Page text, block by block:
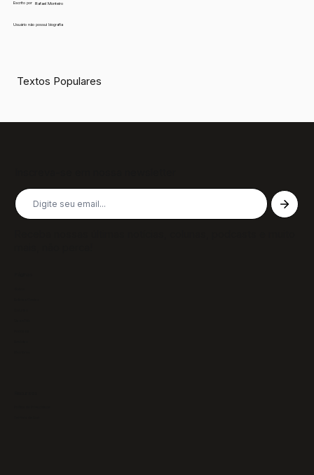
Escrito por Rafael Monteiro
Usuário não possui biografia
Textos Populares